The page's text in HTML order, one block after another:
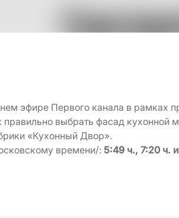
эфире Первого канала в рамках
выбрать фасад кухонной
«Кухонный Двор».
времени/: 5:49 ч., 7:20 ч.